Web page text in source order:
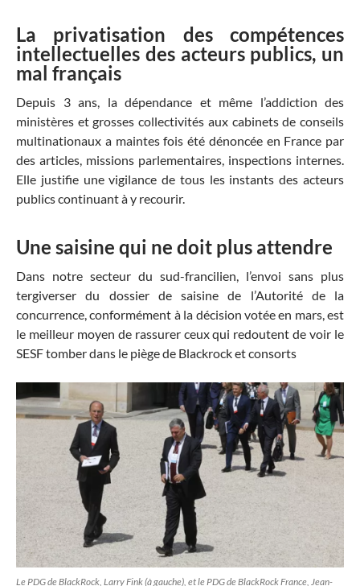
La privatisation des compétences
intellectuelles des acteurs publics, un
mal français
Depuis 3 ans, la dépendance et même l’addiction des
ministères et grosses collectivités aux cabinets de conseils
multinationaux a maintes fois été dénoncée en France par
des articles, missions parlementaires, inspections internes.
Elle justifie une vigilance de tous les instants des acteurs
publics continuant à y recourir.
Une saisine qui ne doit plus attendre
Dans notre secteur du sud-francilien, l’envoi sans plus
tergiverser du dossier de saisine de l’Autorité de la
concurrence, conformément à la décision votée en mars, est
le meilleur moyen de rassurer ceux qui redoutent de voir le
SESF tomber dans le piège de Blackrock et consorts
Le PDG de BlackRock, Larry Fink (à gauche), et le PDG de BlackRock France, Jean-